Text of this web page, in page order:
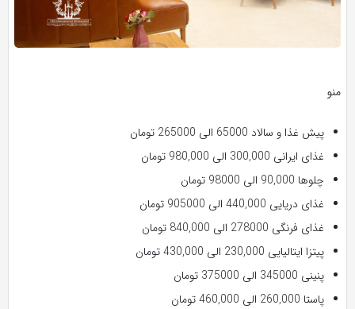
منو
پیش غذا و سالاد 65000 الی 265000 تومان
غذای ایرانی 300,000 الی 980,000 تومان
چلوها 90,000 الی 98000 تومان
غذای دریایی 440,000 الی 905000 تومان
غذای فرنگی 278000 الی 840,000 تومان
پیتزا ایتالیایی 230,000 الی 430,000 تومان
پنینی 345000 الی 375000 تومان
پاستا 260,000 الی 460,000 تومان